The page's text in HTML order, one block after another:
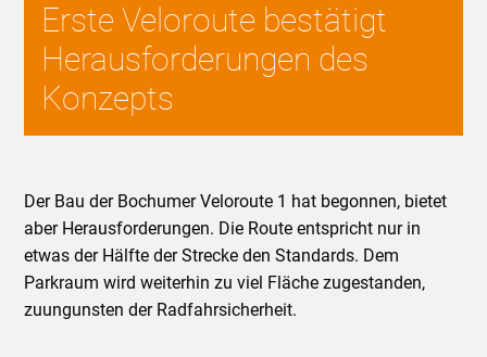
Erste Veloroute bestätigt
Herausforderungen des
Konzepts
Der Bau der Bochumer Veloroute 1 hat begonnen, bietet
aber Herausforderungen. Die Route entspricht nur in
etwas der Hälfte der Strecke den Standards. Dem
Parkraum wird weiterhin zu viel Fläche zugestanden,
zuungunsten der Radfahrsicherheit.